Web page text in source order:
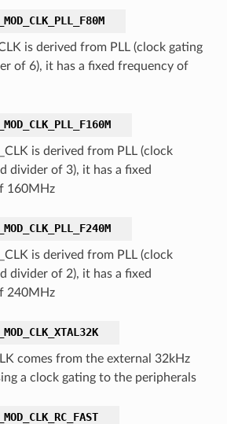
is derived from PLL (clock gating
of 6), it has a fixed frequency of
is derived from PLL (clock
divider of 3), it has a fixed
160MHz
is derived from PLL (clock
divider of 2), it has a fixed
240MHz
comes from the external 32kHz
a clock gating to the peripherals